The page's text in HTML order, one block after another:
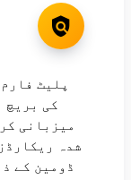
شدہ
ڈومین کے